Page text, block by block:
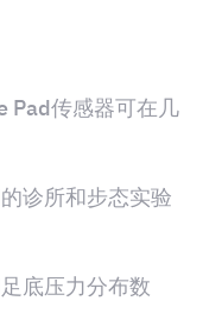
Pad传感器可在几
诊所和步态实验
底压力分布数